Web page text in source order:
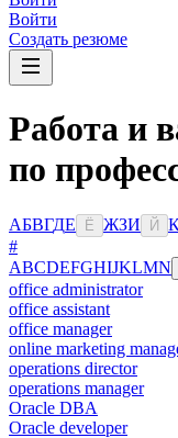
Войти
Создать резюме
Работа и
по
АБВГДЕ Ё ЖЗИ Й
#
ABCDEFGHIJKLMN
office administrator
office assistant
office manager
online marketing
operations director
operations manager
Oracle DBA
Oracle developer